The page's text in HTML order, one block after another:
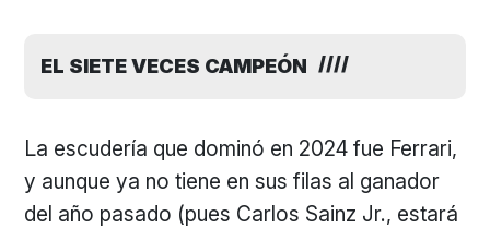
EL SIETE VECES CAMPEÓN
La escudería que dominó en 2024 fue Ferrari,
y aunque ya no tiene en sus filas al ganador
del año pasado (pues Carlos Sainz Jr., estará